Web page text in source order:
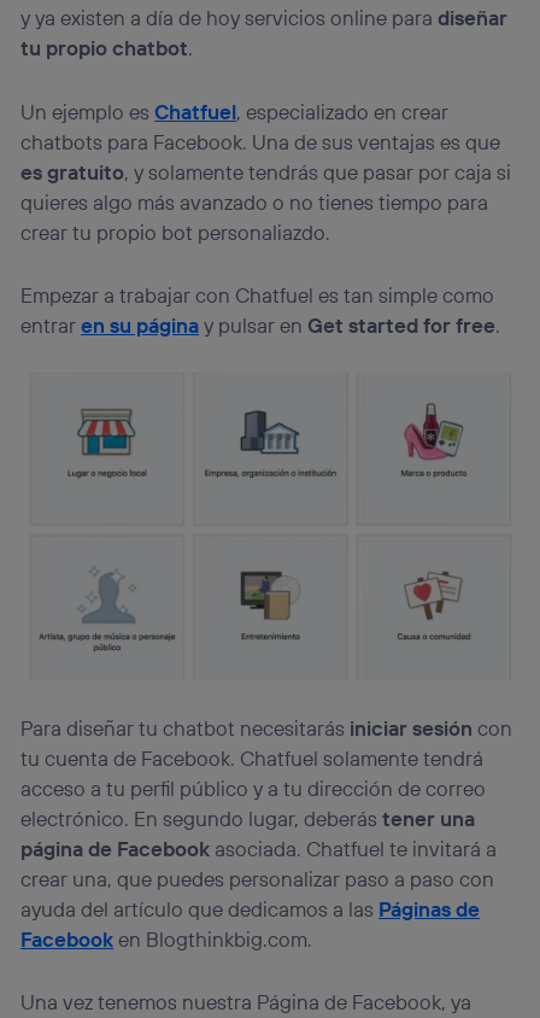
y ya existen a día de hoy servicios online paradiseñar
tu propio chatbot.
Un ejemplo esChatfuel, especializado en crear
chatbots para Facebook. Una de sus ventajas es que
es gratuito, y solamente tendrás que pasar por caja si
quieres algo más avanzado o no tienes tiempo para
crear tu propio bot personaliazdo.
Empezar a trabajar con Chatfuel es tan simple como
entraren su páginay pulsar en Get started for free.
Para diseñar tu chatbot necesitarás iniciar sesión con
tu cuenta de Facebook. Chatfuel solamente tendrá
acceso a tu perfil público y a tu dirección de correo
electrónico. En segundo lugar, deberástener una
página de Facebook asociada. Chatfuel te invitará a
crear una, que puedes personalizar paso a paso con
ayuda del artículo que dedicamos a las Páginas de
Facebooken Blogthinkbig.com.
Una vez tenemos nuestra Página de Facebook, ya